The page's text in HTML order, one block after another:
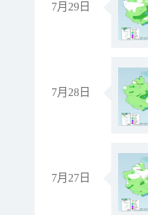
7月29日
7月28日
7月27日